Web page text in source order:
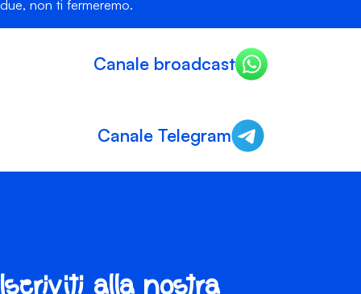
due, non ti fermeremo.
Canale broadcast
Canale Telegram
Iscriviti alla nostra